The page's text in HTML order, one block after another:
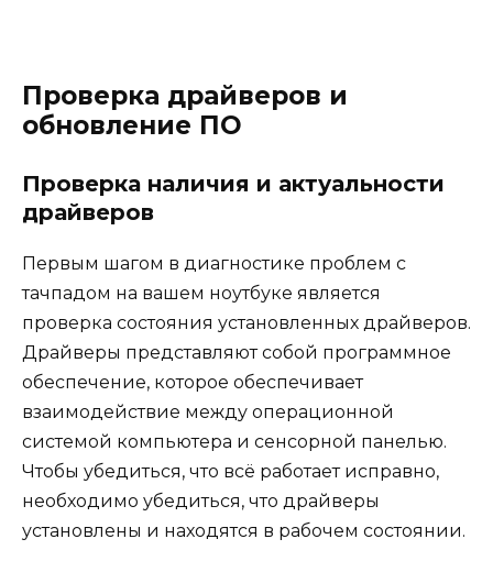
Проверка драйверов и
обновление ПО
Проверка наличия и актуальности
драйверов
Первым шагом в диагностике проблем с
тачпадом на вашем ноутбуке является
проверка состояния установленных драйверов.
Драйверы представляют собой программное
обеспечение, которое обеспечивает
взаимодействие между операционной
системой компьютера и сенсорной панелью.
Чтобы убедиться, что всё работает исправно,
необходимо убедиться, что драйверы
установлены и находятся в рабочем состоянии.